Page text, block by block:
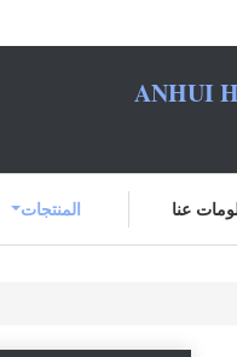
ANHUI
المنتجات عنا